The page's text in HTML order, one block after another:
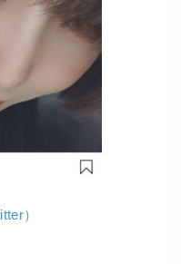
）